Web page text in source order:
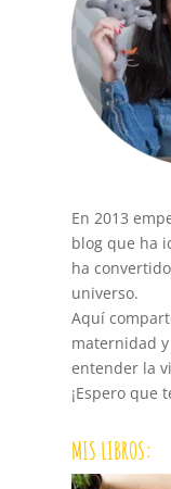
En 2013
blog que ha
ha
universo.
Aquí
maternidad
entender la
¡Espero que
MIS LIBROS: